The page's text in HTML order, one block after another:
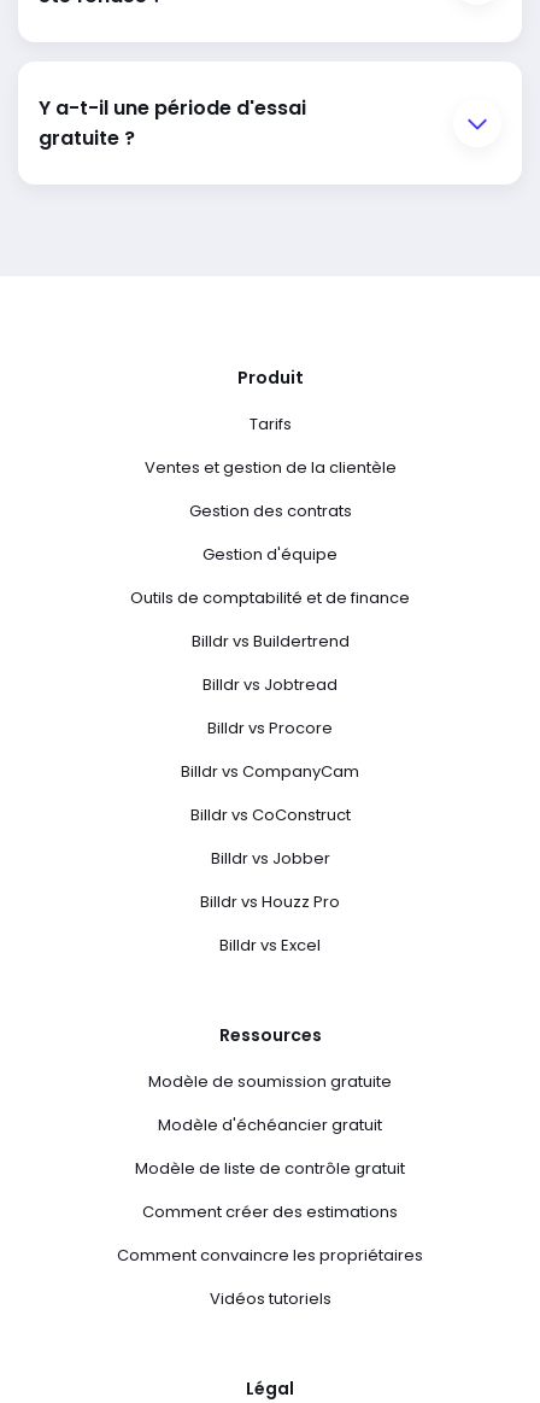
Y a-t-il une période d'essai
gratuite ?
Produit
Tarifs
Ventes et gestion de la clientèle
Gestion des contrats
Gestion d'équipe
Outils de comptabilité et de finance
Billdr vs Buildertrend
Billdr vs Jobtread
Billdr vs Procore
Billdr vs CompanyCam
Billdr vs CoConstruct
Billdr vs Jobber
Billdr vs Houzz Pro
Billdr vs Excel
Ressources
Modèle de soumission gratuite
Modèle d'échéancier gratuit
Modèle de liste de contrôle gratuit
Comment créer des estimations
Comment convaincre les propriétaires
Vidéos tutoriels
Légal